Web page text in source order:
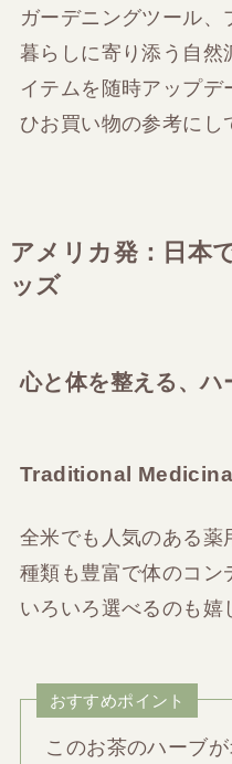
ガーデニングツール
暮らしに寄り添う自然
イテムを随時アップ
ひお買い物の参考にし
アメリカ発：日本
ッズ
心と体を整える、ハ
Traditional
全米でも人気のある薬
種類も豊富で体のコン
いろいろ選べるのも嬉
おすすめポイント
このお茶のハーブ